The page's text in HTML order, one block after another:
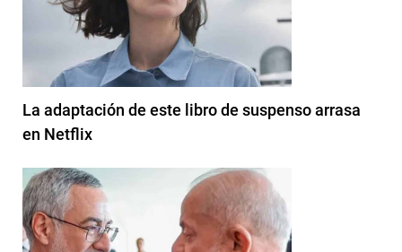
La adaptación de este libro de suspenso arrasa
en Netflix